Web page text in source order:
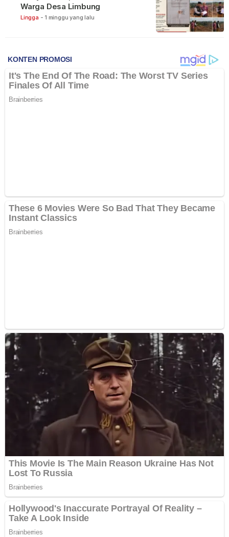
Warga Desa Limbung
Lingga - 1 minggu yang lalu